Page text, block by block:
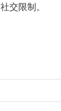
交限制。